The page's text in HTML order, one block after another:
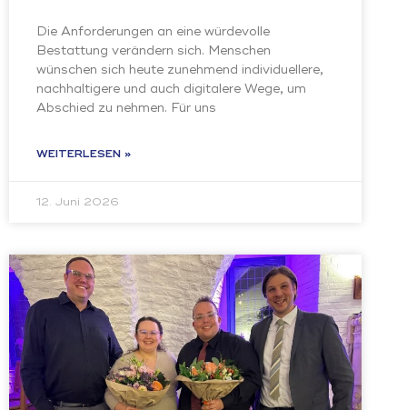
Die Anforderungen an eine würdevolle
Bestattung verändern sich. Menschen
wünschen sich heute zunehmend individuellere,
nachhaltigere und auch digitalere Wege, um
Abschied zu nehmen. Für uns
WEITERLESEN »
12. Juni 2026